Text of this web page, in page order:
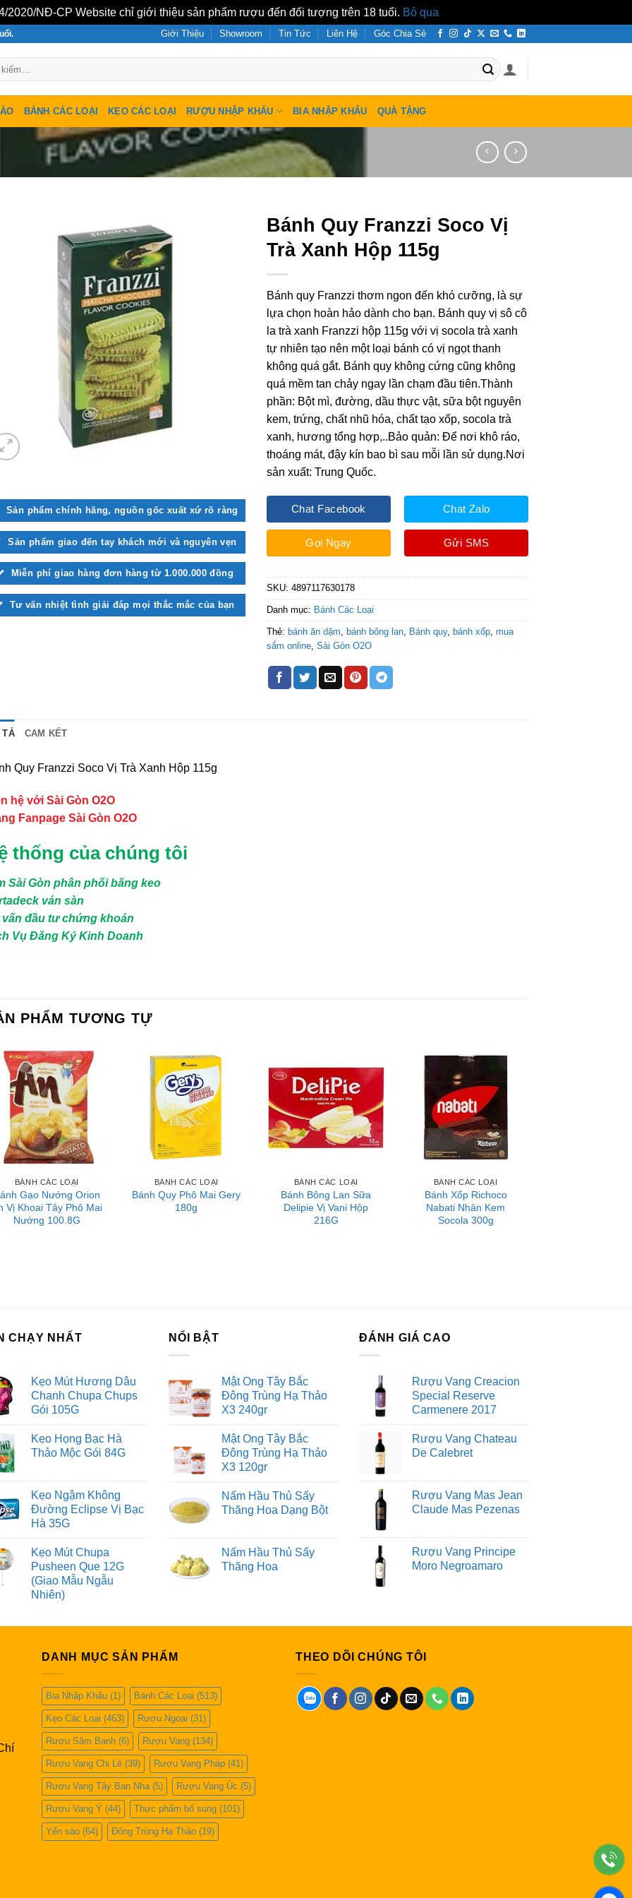
2020/NĐ-CP Website chỉ giới thiệu sản phẩm rượu đến đối tượng trên 18 tuổi. Bỏ qua
Giới Thiệu Showroom Tin Tức Liên Hệ Góc Chia Sẻ
BÁNH CÁC LOẠI KẸO CÁC LOẠI RƯỢU NHẬP KHẨU BIA NHẬP KHẨU QUÀ TẶNG
Sản phẩm chính hãng, nguồn gốc xuất xứ rõ ràng
Sản phẩm giao đến tay khách mới và nguyên vẹn
Miễn phí giao hàng đơn hàng từ 1.000.000 đồng
Tư vấn nhiệt tình giải đáp mọi thắc mắc của bạn
Bánh Quy Franzzi Soco Vị
Trà Xanh Hộp 115g
Bánh quy Franzzi thơm ngon đến khó cưỡng, là sự
lựa chọn hoàn hảo dành cho bạn. Bánh quy vị sô cô
la trà xanh Franzzi hộp 115g với vị socola trà xanh
tự nhiên tạo nên một loại bánh có vị ngọt thanh
không quá gắt. Bánh quy không cứng cũng không
quá mềm tan chảy ngay lần chạm đầu tiên.Thành
phần: Bột mì, đường, dầu thực vật, sữa bột nguyên
kem, trứng, chất nhũ hóa, chất tạo xốp, socola trà
xanh, hương tổng hợp,..Bảo quản: Để nơi khô ráo,
thoáng mát, đậy kín bao bì sau mỗi lần sử dụng.Nơi
sản xuất: Trung Quốc.
Chat Facebook
Gọi Ngay
Chat Zalo
Gửi SMS
SKU:4897117630178
Danh mục: Bánh Các Loại
Thẻ: bánh ăn dặm, bánh bông lan, Bánh quy, bánh xốp,mua
sắm online,Sài Gòn O2O
TẢ CAM KẾT
Quy Franzzi Soco Vị Trà Xanh Hộp 115g
hệ với Sài Gòn O2O
Fanpage Sài Gòn O2O
thống của chúng tôi
Sài Gòn phân phối băng keo
ván sàn
vấn đầu tư chứng khoán
Vụ Đăng Ký Kinh Doanh
PHẨM TƯƠNG TỰ
BÁNH CÁC LOẠI
Gạo Nướng Orion
Vị Khoai Tây Phô Mai
Nướng 100.8G
BÁNH CÁC LOẠI
Bánh Quy Phô Mai Gery
180g
BÁNH CÁC LOẠI
Bánh Bông Lan Sữa
Delipie Vị Vani Hộp
216G
BÁNH CÁC LOẠI
Bánh Xốp Richoco
Nabati Nhân Kem
Socola 300g
CHẠY NHẤT
Kẹo Mút Hương Dâu
Chanh Chupa Chups
Gói 105G
Kẹo Họng Bạc Hà
Thảo Mộc Gói 84G
Kẹo Ngậm Không
Đường Eclipse Vị Bạc
Hà 35G
Kẹo Mút Chupa
Pusheen Que 12G
(Giao Mẫu Ngẫu
Nhiên)
NỔI BẬT
Mật Ong Tây Bắc
Đông Trùng Hạ Thảo
X3 240gr
Mật Ong Tây Bắc
Đông Trùng Hạ Thảo
X3 120gr
Nấm Hầu Thủ Sấy
Thăng Hoa Dạng Bột
Nấm Hầu Thủ Sấy
Thăng Hoa
ĐÁNH GIÁ CAO
Rượu Vang Creacion
Special Reserve
Carmenere 2017
Rượu Vang Chateau
De Calebret
Rượu Vang Mas Jean
Claude Mas Pezenas
Rượu Vang Principe
Moro Negroamaro
DANH MỤC SẢN PHẨM
Bia Nhập Khẩu (1) Bánh Các Loại (513)
Kẹo Các Loại (463) Rượu Ngoại (31)
Rượu Sâm Banh (6) Rượu Vang (134)
Rượu Vang Chi Lê (39) Rượu Vang Pháp (41)
Rượu Vang Tây Ban Nha(5) Rượu Vang Úc (5)
Rượu Vang Ý (44) Thực phẩm bổ sung (101)
Yến sào (64) Đông Trùng Hạ Thảo (19)
THEO DÕI CHÚNG TÔI